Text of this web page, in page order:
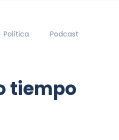
Política Podcast
tiempo